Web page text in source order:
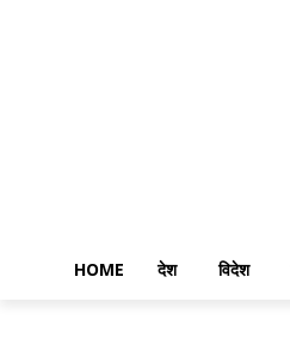
HOME देश विदेश